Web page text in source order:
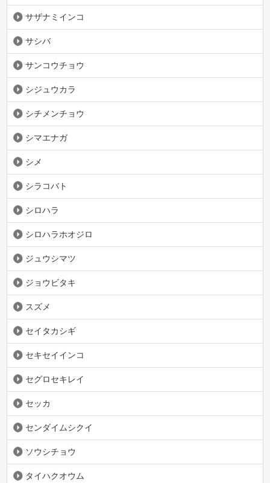
サザナミインコ
サシバ
サンコウチョウ
シジュウカラ
シチメンチョウ
シマエナガ
シメ
シラコバト
シロハラ
シロハラホオジロ
ジュウシマツ
ジョウビタキ
スズメ
セイタカシギ
セキセイインコ
セグロセキレイ
セッカ
センダイムシクイ
ソウシチョウ
タイハクオウム